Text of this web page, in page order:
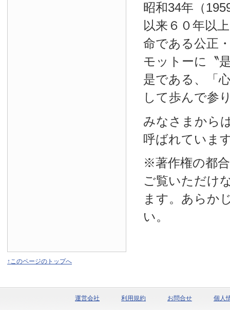
昭和34年（
以来６０年以
命である公正
モットーに〝
是である、「
して歩んで参
みなさまから
呼ばれていま
※著作権の都
ご覧いただけ
ます。あらか
い。
↑このページのトップへ
運営会社 利用規約 お問合せ 個人